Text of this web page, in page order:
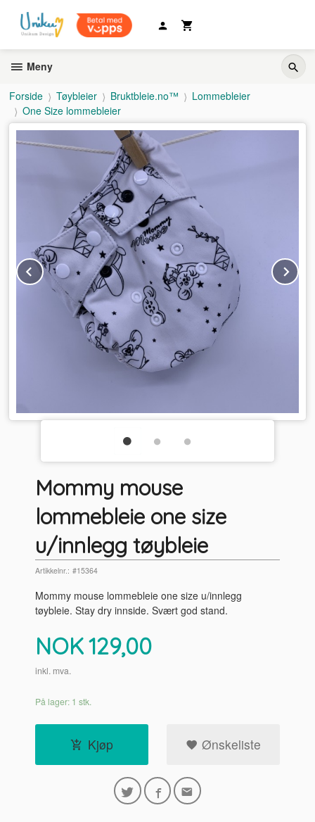
innholdet
Meny
Forside Tøybleier Bruktbleie.no™
Lommebleier
One Size lommebleier
Prev
Mommy mouse
lommebleie one size
u/innlegg tøybleie
Artikkelnr.: #15364
Mommy mouse lommebleie one size u/innlegg
tøybleie. Stay dry innside. Svært god stand.
Pris
NOK129,00
inkl. mva.
På lager: 1 stk.
Kjøp Ønskeliste